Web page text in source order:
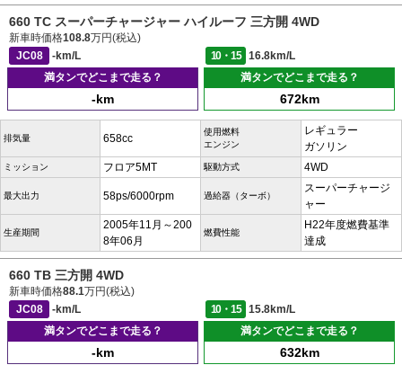
660 TC スーパーチャージャー ハイルーフ 三方開 4WD
新車時価格108.8万円(税込)
JC08
-km/L 10・15
16.8km/L
満タンでどこまで走る？
-km
満タンでどこまで走る？
672km
排気量 658cc
使用燃料
エンジン
レギュラー
ガソリン
ミッション フロア5MT 駆動方式 4WD
最大出力 58ps/6000rpm 過給器（ターボ）
スーパーチャージ
ャー
生産期間
2005年11月～200
8年06月
燃費性能
H22年度燃費基準
達成
660 TB 三方開 4WD
新車時価格88.1万円(税込)
JC08
-km/L 10・15
15.8km/L
満タンでどこまで走る？
-km
満タンでどこまで走る？
632km